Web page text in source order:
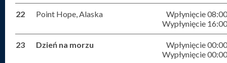
22 Point Hope, Alaska
Wpłynięcie 08:00
Wypłynięcie 16:00
23 Dzień na morzu
Wpłynięcie 00:00
Wypłynięcie 00:00